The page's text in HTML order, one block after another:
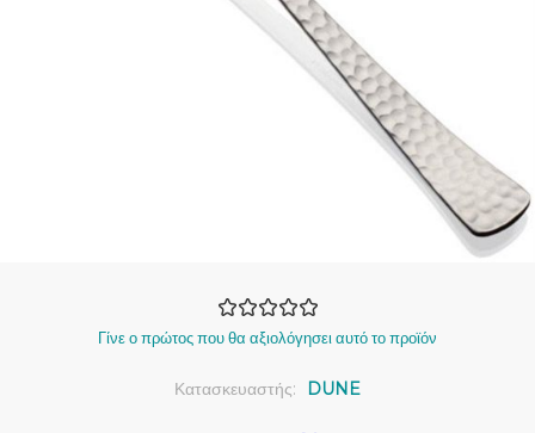
Γίνε ο πρώτος που θα αξιολόγησει αυτό το προϊόν
Κατασκευαστής: DUNE